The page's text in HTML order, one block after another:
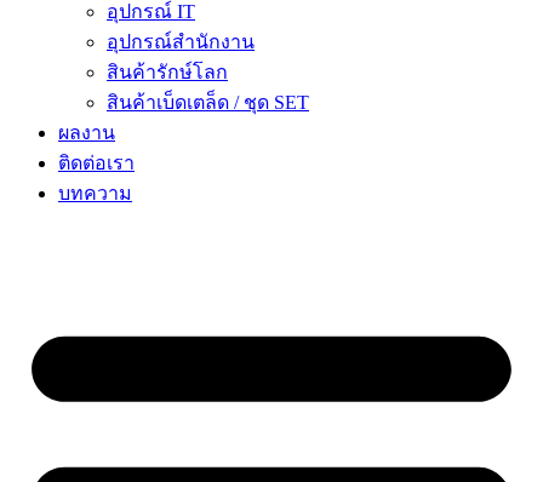
อุปกรณ์ IT
อุปกรณ์สำนักงาน
สินค้ารักษ์โลก
สินค้าเบ็ดเตล็ด / ชุด SET
ผลงาน
ติดต่อเรา
บทความ